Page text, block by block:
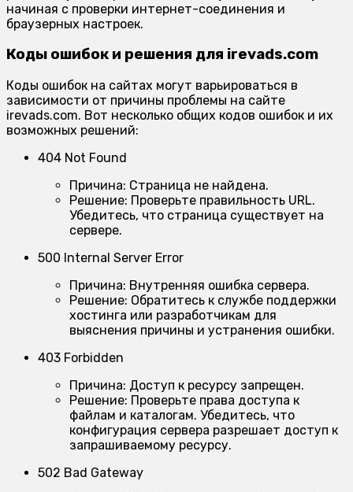
начиная с проверки интернет-соединения и
браузерных настроек.
Коды ошибок и решения для irevads.com
Коды ошибок на сайтах могут варьироваться в
зависимости от причины проблемы на сайте
irevads.com. Вот несколько общих кодов ошибок и их
возможных решений:
404 Not Found
Причина: Страница не найдена.
Решение: Проверьте правильность URL.
Убедитесь, что страница существует на
сервере.
500 Internal Server Error
Причина: Внутренняя ошибка сервера.
Решение: Обратитесь к службе поддержки
хостинга или разработчикам для
выяснения причины и устранения ошибки.
403 Forbidden
Причина: Доступ к ресурсу запрещен.
Решение: Проверьте права доступа к
файлам и каталогам. Убедитесь, что
конфигурация сервера разрешает доступ к
запрашиваемому ресурсу.
502 Bad Gateway